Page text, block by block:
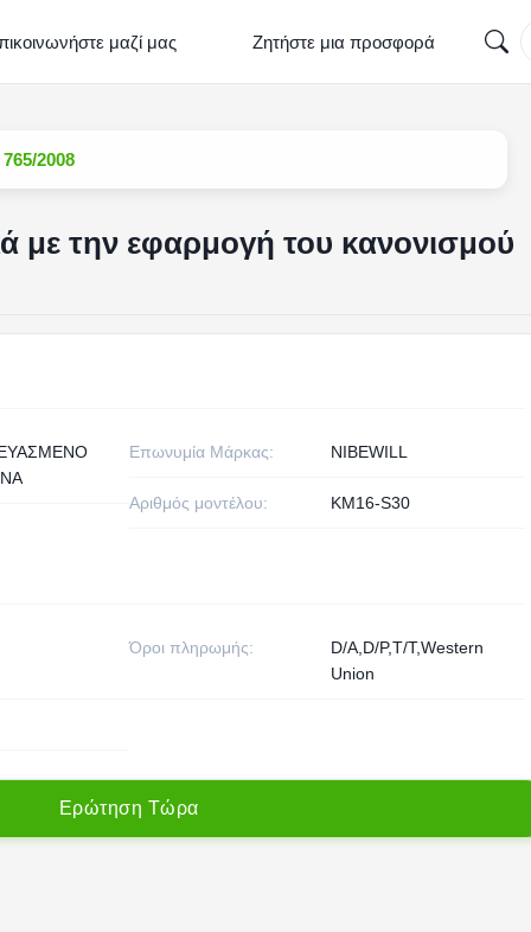
μαζί μας Ζητήστε μια προσφορά
2008
με την εφαρμογή του κανονισμού
Επωνυμία Μάρκας: NIBEWILL
Αριθμός μοντέλου: KM16-S30
Όροι πληρωμής:
D/A,D/P,T/T,Western
Union
Ερώτηση Τώρα